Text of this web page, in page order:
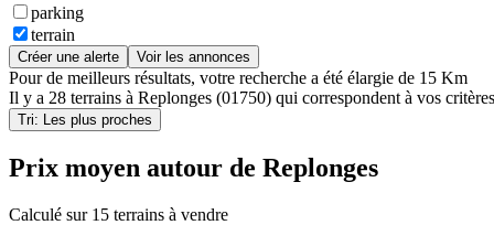
parking
terrain
Créer une alerte Voir les annonces
Pour de meilleurs résultats, votre recherche a été élargie de 15 Km
Il y a 28 terrains à Replonges (01750) qui correspondent à vos
Tri: Les plus proches
Prix moyen autour de Replonges
Calculé sur 15 terrains à vendre